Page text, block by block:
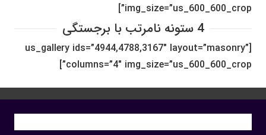
img_size=”us_600_600_crop”]
4 ستونه نامرتب با برجستگی
[us_gallery ids=”4944,4788,3167″ layout=”masonry”
columns=”4″ img_size=”us_600_600_crop”]